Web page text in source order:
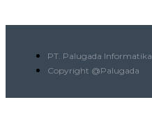
PT. Palugada Informatika
Copyright @Palugada